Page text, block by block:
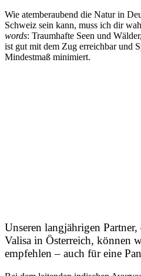
Wie atemberaubend die Natur in
Schweiz sein kann, muss ich dir
words: Traumhafte Seen und
ist gut mit dem Zug erreichbar und
Mindestmaß minimiert.
Unseren langjährigen
Valisa in Österreich, können
empfehlen – auch für eine